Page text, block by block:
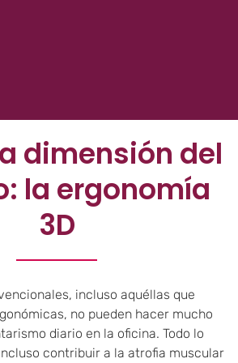
dimensión del
la ergonomía
3D
incluso aquéllas que
no pueden hacer mucho
diario en la oficina. Todo lo
contribuir a la atrofia muscular